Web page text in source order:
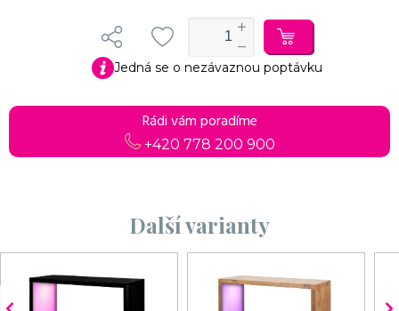
Jedná se o nezávaznou poptávku
Rádi vám poradíme
+420 778 200 900
Další varianty